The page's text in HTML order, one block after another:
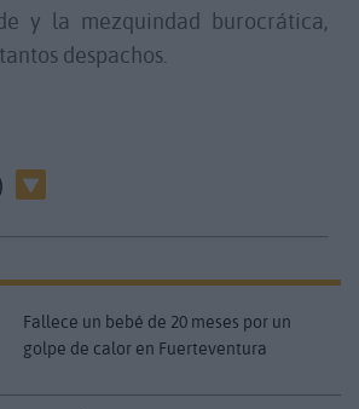
y la mezquindad burocrática,
despachos.
Fallece un bebé de 20 meses por un
golpe de calor en Fuerteventura